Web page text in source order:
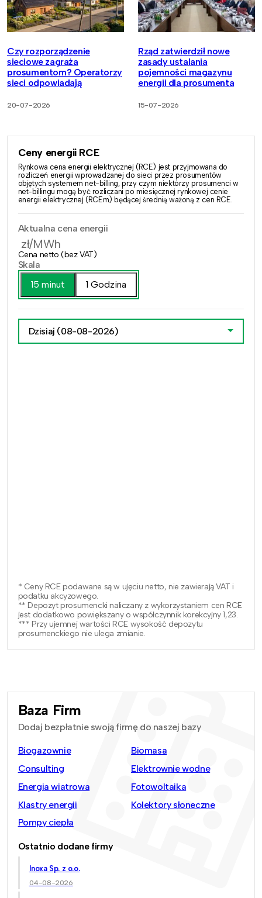
Czy rozporządzenie
sieciowe zagraża
prosumentom? Operatorzy
sieci odpowiadają
20-07-2026
Rząd zatwierdził nowe
zasady ustalania
pojemności magazynu
energii dla prosumenta
15-07-2026
Ceny energii RCE
Rynkowa cena energii elektrycznej (RCE) jest przyjmowana do
rozliczeń energii wprowadzanej do sieci przez prosumentów
objętych systemem net-billing, przy czym niektórzy prosumenci w
net-billingu mogą być rozliczani po miesięcznej rynkowej cenie
energii elektrycznej (RCEm) będącej średnią ważoną z cen RCE.
Aktualna cena energii
zł/MWh
Cena netto (bez VAT)
Skala
15 minut
1 Godzina
Dzisiaj (08-08-2026)
* Ceny RCE podawane są w ujęciu netto, nie zawierają VAT i
podatku akcyzowego.
** Depozyt prosumencki naliczany z wykorzystaniem cen RCE
jest dodatkowo powiększany o współczynnik korekcyjny 1,23.
*** Przy ujemnej wartości RCE wysokość depozytu
prosumenckiego nie ulega zmianie.
Baza Firm
Dodaj bezpłatnie swoją firmę do naszej bazy
Biogazownie
Biomasa
Consulting
Elektrownie wodne
Energia wiatrowa
Fotowoltaika
Klastry energii
Kolektory słoneczne
Pompy ciepła
Ostatnio dodane firmy
Inoxa Sp. z o.o.
04-08-2026